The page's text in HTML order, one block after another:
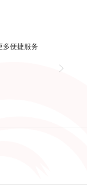
多便捷服务